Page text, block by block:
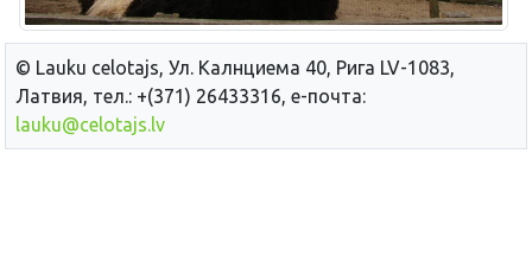
© Lauku сelotajs, Ул. Калнциема 40, Рига LV-1083,
Латвия, тел.: +(371) 26433316, е-почта:
lauku@celotajs.lv